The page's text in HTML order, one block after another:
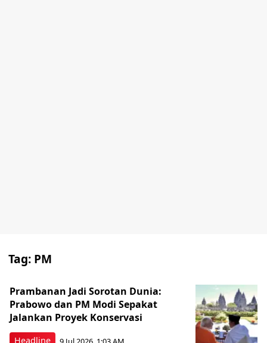
Tag: PM
Headline
Prambanan Jadi Sorotan Dunia:
Prabowo dan PM Modi Sepakat
Jalankan Proyek Konservasi